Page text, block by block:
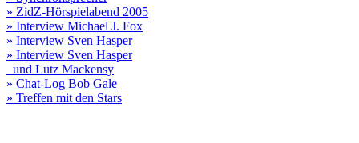
» ZidZ-Hörspielabend 2005
» Interview Michael J. Fox
» Interview Sven Hasper
» Interview Sven Hasper
und Lutz Mackensy
» Chat-Log Bob Gale
» Treffen mit den Stars